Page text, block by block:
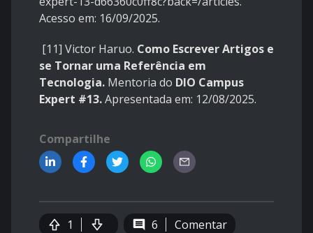
Acesso em: 16/09/2025.
[11] Victor Haruo. Como Escrever Artigos e
se Tornar uma Referência em
Tecnologia. Mentoria do DIO Campus
Expert #13.Apresentada em: 12/08/2025.
Compartilhe
1 6 Comentar